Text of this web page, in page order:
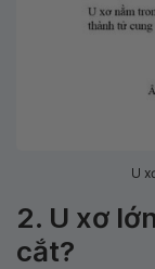
U
2. U xơ
cắt?